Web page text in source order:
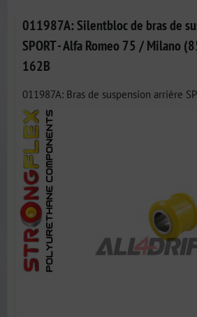
011987A: Silentbloc de bras de
SPORT - Alfa Romeo 75 / Milano
162B
011987A: Bras de suspension arrière